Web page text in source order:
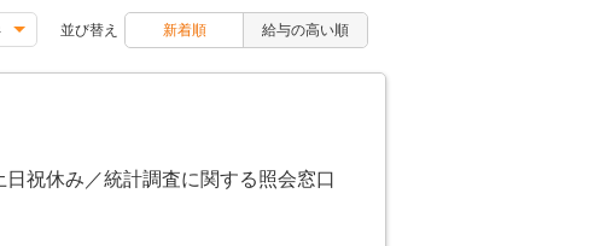
並び替え 新着順 給与の高い順
祝休み／統計調査に関する照会窓口